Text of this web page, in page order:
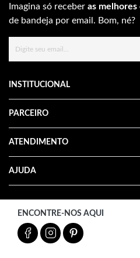
Imagina só receber as
de bandeja por email. Bom, né?
INSTITUCIONAL
PARCEIRO
ATENDIMENTO
AJUDA
ENCONTRE-NOS AQUI